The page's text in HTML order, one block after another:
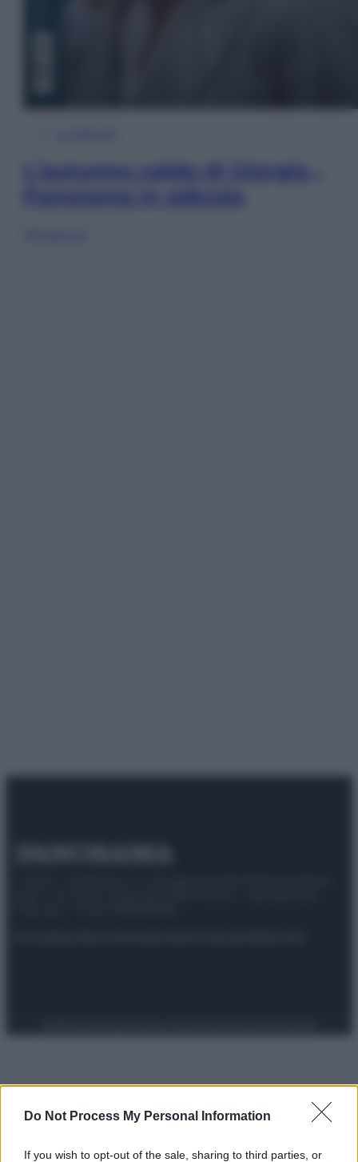
Do Not Process My Personal Information
If you wish to opt-out of the sale, sharing to third parties, or